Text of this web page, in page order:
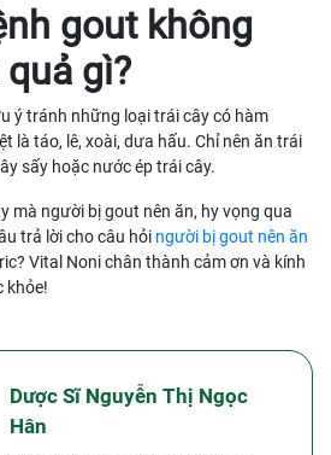
gout không
gì?
ý tránh những loại trái cây có hàm
là táo, lê, xoài, dưa hấu. Chỉ nên ăn trái
sấy hoặc nước ép trái cây.
mà người bị gout nên ăn, hy vọng qua
trả lời cho câu hỏi người bị gout nên ăn
Vital Noni chân thành cảm ơn và kính
khỏe!
Dược Sĩ Nguyễn Thị Ngọc
Hân